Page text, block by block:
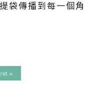
袋傳播到每一個角
»